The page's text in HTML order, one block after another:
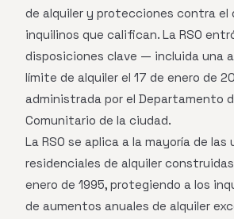
de alquiler y protecciones contra el
inquilinos que califican. La RSO
disposiciones clave — incluida una
límite de alquiler el 17 de enero de
administrada por el Departamento
Comunitario de la ciudad.
La RSO se aplica a la mayoría de las
residenciales de alquiler
enero de 1995, protegiendo a los
de aumentos anuales de alquiler